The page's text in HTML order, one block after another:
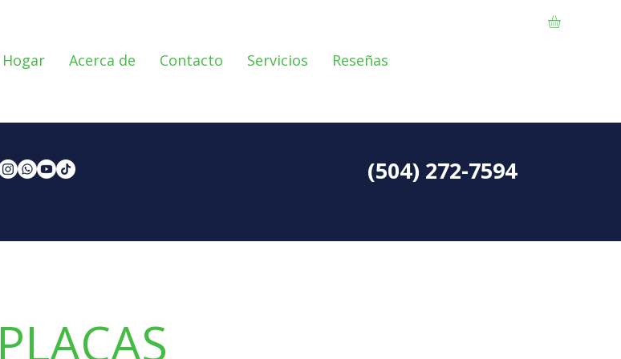
Hogar Acerca de Contacto Servicios Reseñas
(504) 272-7594
PLACAS